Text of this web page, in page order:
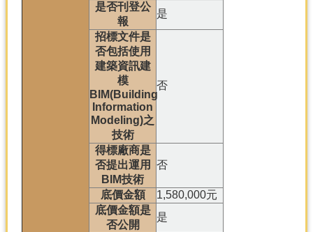
是否刊登公
報
是
招標文件是
否包括使用
建築資訊建
模
BIM(Building
Information
Modeling)之
技術
否
得標廠商是
否提出運用
BIM技術
否
底價金額
1,580,000元
底價金額是
否公開
是